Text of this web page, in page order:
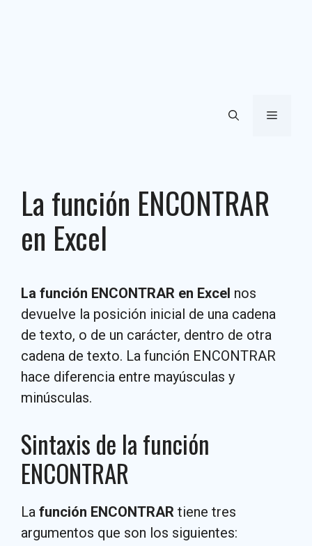
Menú
La función ENCONTRAR
en Excel
La función ENCONTRAR en Excel nos
devuelve la posición inicial de una cadena
de texto, o de un carácter, dentro de otra
cadena de texto. La función ENCONTRAR
hace diferencia entre mayúsculas y
minúsculas.
Sintaxis de la función
ENCONTRAR
La función ENCONTRAR tiene tres
argumentos que son los siguientes: